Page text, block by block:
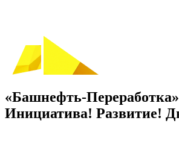
«Башнефть-
Инициатива! Развитие!